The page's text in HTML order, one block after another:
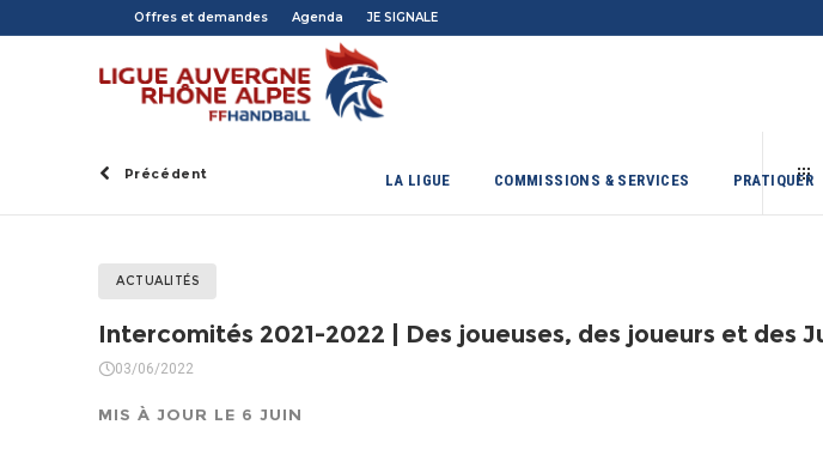
Offres et demandes Agenda JE SIGNALE
LA LIGUE COMMISSIONS & SERVICES PRATIQUER
Précédent
ACTUALITÉS
Intercomités 2021-2022 | Des joueuses, des joueurs et des
03/06/2022
MIS À JOUR LE 6 JUIN